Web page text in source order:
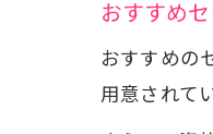
おすすめ
おすすめの
用意されて